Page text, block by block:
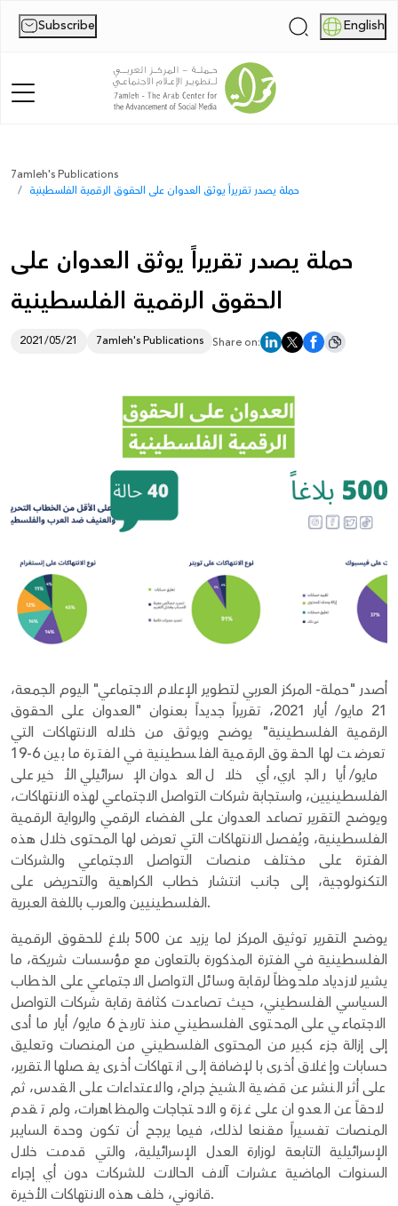
Subscribe | English
Home
Publications
Reports
Report
Donate
7amleh's Publications
حملة يصدر تقريراً يوثق العدوان على الحقوق الرقمية الفلسطينية
حملة يصدر تقريراً يوثق العدوان على
الحقوق الرقمية الفلسطينية
2021/05/21 7amleh's Publications Share on:
أصدر "حملة- المركز العربي لتطوير الإعلام الاجتماعي" اليوم الجمعة،
21 مايو/ أيار 2021، تقريراً جديداً بعنوان "العدوان على الحقوق
الرقمية الفلسطينية" يوضح ويوثق من خلاله الانتهاكات التي
تعرضت لها الحقوق الرقمية الفلسطينية في الفترة ما بين 6-19
مايو/ أيار الجاري، أي خلال العدوان الإسرائيلي الأخير على
الفلسطينيين، واستجابة شركات التواصل الاجتماعي لهذه الانتهاكات،
ويوضح التقرير تصاعد العدوان على الفضاء الرقمي والرواية الرقمية
الفلسطينية، ويُفصل الانتهاكات التي تعرض لها المحتوى خلال هذه
الفترة على مختلف منصات التواصل الاجتماعي والشركات
التكنولوجية، إلى جانب انتشار خطاب الكراهية والتحريض على
الفلسطينيين والعرب باللغة العبرية.
يوضح التقرير توثيق المركز لما يزيد عن 500 بلاغ للحقوق الرقمية
الفلسطينية في الفترة المذكورة بالتعاون مع مؤسسات شريكة، ما
يشير لازدياد ملحوظاً لرقابة وسائل التواصل الاجتماعي على الخطاب
السياسي الفلسطيني، حيث تصاعدت كثافة رقابة شركات التواصل
الاجتماعي على المحتوى الفلسطيني منذ تاريخ 6 مايو/ أيار ما أدى
إلى إزالة جزء كبير من المحتوى الفلسطيني من المنصات وتعليق
حسابات وإغلاق أخرى بالإضافة إلى انتهاكات أخرى يفصلها التقرير،
على أثر النشر عن قضية الشيخ جراح، والاعتداءات على القدس، ثم
لاحقاً عن العدوان على غزة والاحتجاجات والمظاهرات، ولم تقدم
المنصات تفسيراً مقنعا لذلك، فيما يرجح أن تكون وحدة السايبر
الإسرائيلية التابعة لوزارة العدل الإسرائيلية، والتي قدمت خلال
السنوات الماضية عشرات آلاف الحالات للشركات دون أي إجراء
قانوني، خلف هذه الانتهاكات الأخيرة.